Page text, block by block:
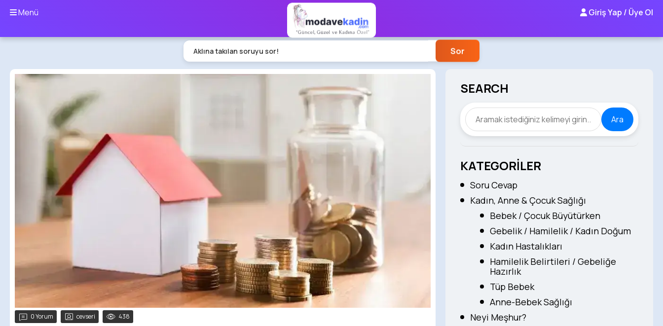
Menü Giriş Yap / Üye Ol
Aklına takılan soruyu sor! Sor
0 Yorum cevseri 438
SEARCH
Ara
KATEGORİLER
Soru Cevap
Kadın, Anne & Çocuk Sağlığı
Bebek / Çocuk Büyütürken
Gebelik / Hamilelik / Kadın Doğum
Kadın Hastalıkları
Hamilelik Belirtileri / Gebeliğe
Hazırlık
Tüp Bebek
Anne-Bebek Sağlığı
Neyi Meşhur?